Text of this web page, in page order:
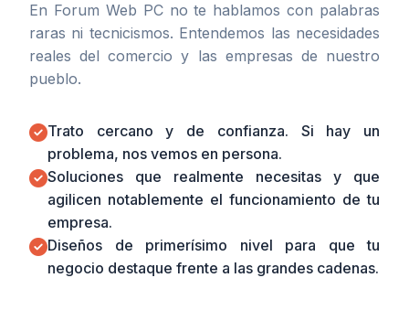
En Forum Web PC no te hablamos con palabras
raras ni tecnicismos. Entendemos las necesidades
reales del comercio y las empresas de nuestro
pueblo.
Trato cercano y de confianza. Si hay un
problema, nos vemos en persona.
Soluciones que realmente necesitas y que
agilicen notablemente el funcionamiento de tu
empresa.
Diseños de primerísimo nivel para que tu
negocio destaque frente a las grandes cadenas.